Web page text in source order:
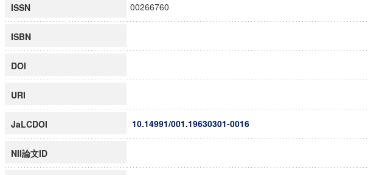
ISSN 00266760
ISBN
DOI
URI
JaLCDOI 10.14991/001.19630301-0016
NII論文ID